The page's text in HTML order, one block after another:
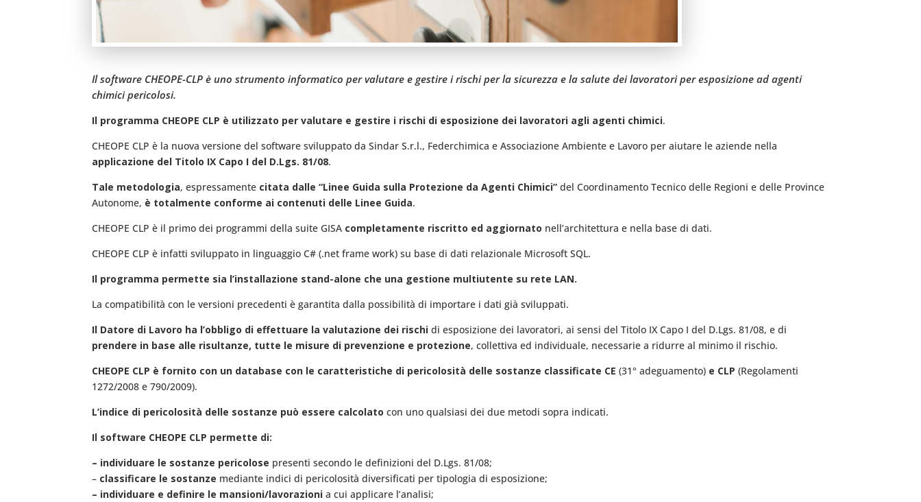
Il software CHEOPE-CLP è uno strumento informatico per valutare e gestire i rischi per la sicurezza e la salute dei lavoratori per esposizione ad agenti
chimici pericolosi.
Il programma CHEOPE CLP è utilizzato per valutare e gestire i rischi di esposizione dei lavoratori agli agenti chimici.
CHEOPE CLP è la nuova versione del software sviluppato da Sindar S.r.l., Federchimica e Associazione Ambiente e Lavoro per aiutare le aziende nella
applicazione del Titolo IX Capo I del D.Lgs. 81/08.
Tale metodologia, espressamente citata dalle “Linee Guida sulla Protezione da Agenti Chimici” del Coordinamento Tecnico delle Regioni e delle Province
Autonome, è totalmente conforme ai contenuti delle Linee Guida.
CHEOPE CLP è il primo dei programmi della suite GISA completamente riscritto ed aggiornato nell’architettura e nella base di dati.
CHEOPE CLP è infatti sviluppato in linguaggio C# (.net frame work) su base di dati relazionale Microsoft SQL.
Il programma permette sia l’installazione stand-alone che una gestione multiutente su rete LAN.
La compatibilità con le versioni precedenti è garantita dalla possibilità di importare i dati già sviluppati.
Il Datore di Lavoro ha l’obbligo di effettuare la valutazione dei rischi di esposizione dei lavoratori, ai sensi del Titolo IX Capo I del D.Lgs. 81/08, e di
prendere in base alle risultanze, tutte le misure di prevenzione e protezione, collettiva ed individuale, necessarie a ridurre al minimo il rischio.
CHEOPE CLP è fornito con un database con le caratteristiche di pericolosità delle sostanze classificate CE (31° adeguamento) e CLP (Regolamenti
1272/2008 e 790/2009).
L’indice di pericolosità delle sostanze può essere calcolato con uno qualsiasi dei due metodi sopra indicati.
Il software CHEOPE CLP permette di:
– individuare le sostanze pericolose presenti secondo le definizioni del D.Lgs. 81/08;
– classificare le sostanze mediante indici di pericolosità diversificati per tipologia di esposizione;
– individuare e definire le mansioni/lavorazioni a cui applicare l’analisi;